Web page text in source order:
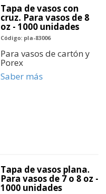
Tapa de vasos con
cruz. Para vasos de 8
oz - 1000 unidades
Código: pla-83006
Para vasos de cartón y
Porex
Saber más
Tapa de vasos plana.
Para vasos de 7 o 8 oz -
1000 unidades